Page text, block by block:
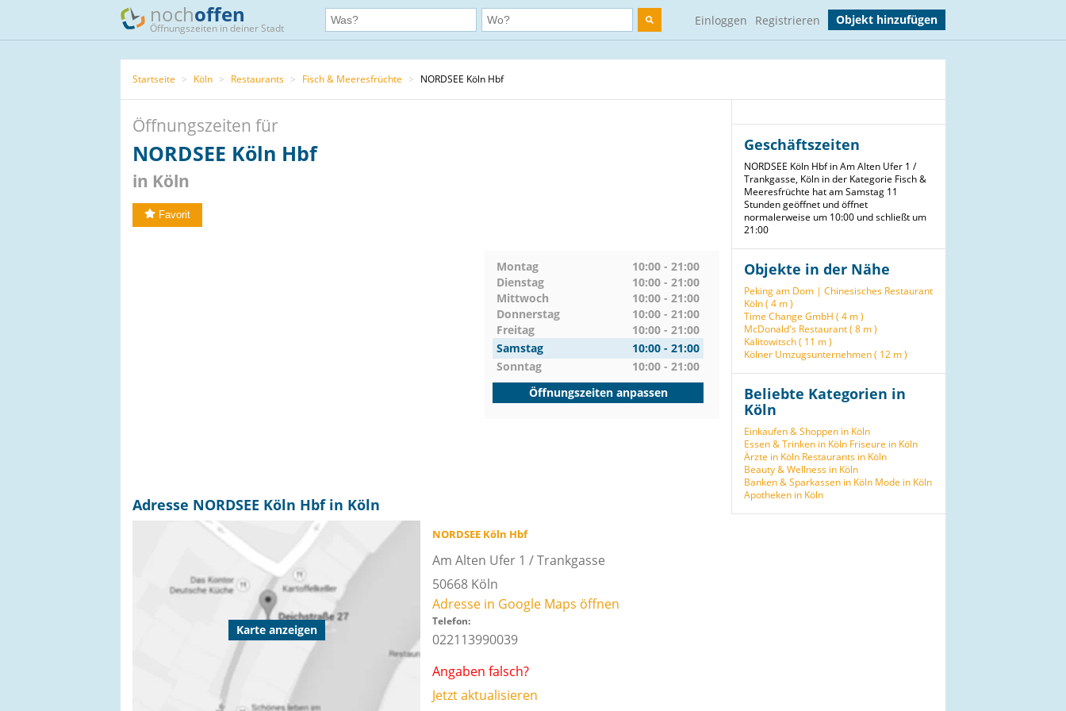
nochoffen
Öffnungszeiten in deiner Stadt
Einloggen Registrieren Objekt hinzufügen
Startseite > Köln > Restaurants > Fisch & Meeresfrüchte > NORDSEE Köln Hbf
Öffnungszeiten für
NORDSEE Köln Hbf
in Köln
Favorit
Montag
10:00 - 21:00
Dienstag
10:00 - 21:00
Mittwoch
10:00 - 21:00
Donnerstag
10:00 - 21:00
Freitag
10:00 - 21:00
Samstag
10:00 - 21:00
Sonntag
10:00 - 21:00
Öffnungszeiten anpassen
Adresse NORDSEE Köln Hbf in Köln
Karte anzeigen
NORDSEE Köln Hbf
Am Alten Ufer 1 / Trankgasse
50668 Köln
Adresse in Google Maps öffnen
Telefon:
022113990039
Angaben falsch?
Jetzt aktualisieren
Geschäftszeiten
NORDSEE Köln Hbf in Am Alten Ufer 1 /
Trankgasse, Köln in der Kategorie Fisch &
Meeresfrüchte hat am Samstag 11
Stunden geöffnet und öffnet
normalerweise um 10:00 und schließt um
21:00
Objekte in der Nähe
Peking am Dom | Chinesisches Restaurant
Köln ( 4 m )
Time Change GmbH ( 4 m )
McDonald's Restaurant ( 8 m )
Kalitowitsch ( 11 m )
Kölner Umzugsunternehmen ( 12 m )
Beliebte Kategorien in
Köln
Einkaufen & Shoppen in Köln
Essen & Trinken in Köln Friseure in Köln
Ärzte in Köln Restaurants in Köln
Beauty & Wellness in Köln
Banken & Sparkassen in Köln Mode in Köln
Apotheken in Köln